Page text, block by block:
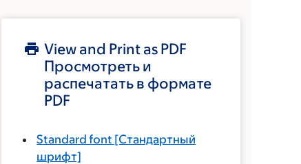
View and Print as PDF
Просмотреть и
распечатать в формате
PDF
Standard font [Стандартный
шрифт]